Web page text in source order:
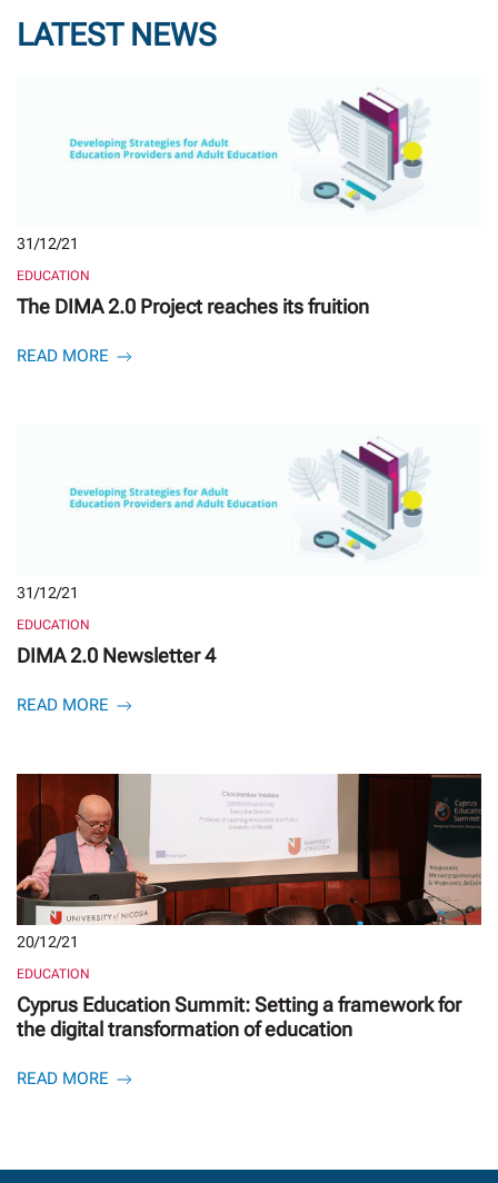
LATEST NEWS
31/12/21
EDUCATION
The DIMA 2.0 Project reaches its fruition
READ MORE
31/12/21
EDUCATION
DIMA 2.0 Newsletter 4
READ MORE
20/12/21
EDUCATION
Cyprus Education Summit: Setting a framework for
the digital transformation of education
READ MORE